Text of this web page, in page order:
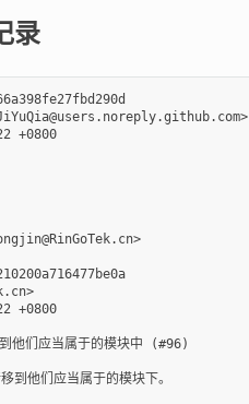
录
+0800
+0800
他们应当属于的模块中 (#96)
他们应当属于的模块下。